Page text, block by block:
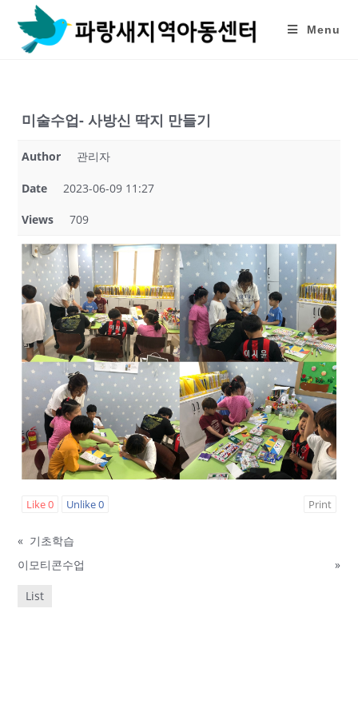
content
Menu
미술수업- 사방신 딱지 만들기
Author 관리자
Date 2023-06-09 11:27
Views 709
Like0 Unlike0 Print
« 기초학습
이모티콘수업
»
List